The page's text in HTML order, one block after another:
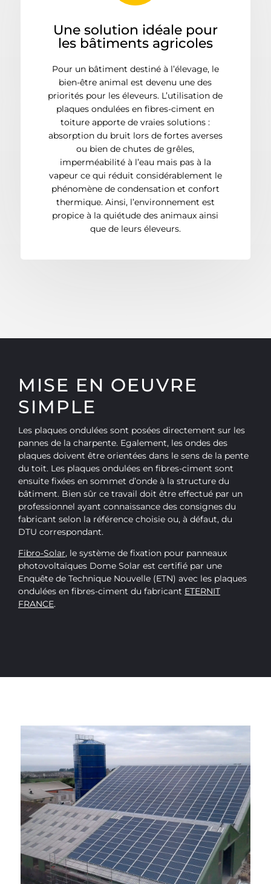
Une solution idéale pour
les bâtiments agricoles
Pour un bâtiment destiné à l’élevage, le
bien-être animal est devenu une des
priorités pour les éleveurs. L’utilisation de
plaques ondulées en fibres-ciment en
toiture apporte de vraies solutions :
absorption du bruit lors de fortes averses
ou bien de chutes de grêles,
imperméabilité à l’eau mais pas à la
vapeur ce qui réduit considérablement le
phénomène de condensation et confort
thermique. Ainsi, l’environnement est
propice à la quiétude des animaux ainsi
que de leurs éleveurs.
MISE EN OEUVRE
SIMPLE
Les plaques ondulées sont posées directement sur les
pannes de la charpente. Egalement, les ondes des
plaques doivent être orientées dans le sens de la pente
du toit. Les plaques ondulées en fibres-ciment sont
ensuite fixées en sommet d’onde à la structure du
bâtiment. Bien sûr ce travail doit être effectué par un
professionnel ayant connaissance des consignes du
fabricant selon la référence choisie ou, à défaut, du
DTU correspondant.
Fibro-Solar, le système de fixation pour panneaux
photovoltaïques Dome Solar est certifié par une
Enquête de Technique Nouvelle (ETN) avec les plaques
ondulées en fibres-ciment du fabricant ETERNIT
FRANCE.